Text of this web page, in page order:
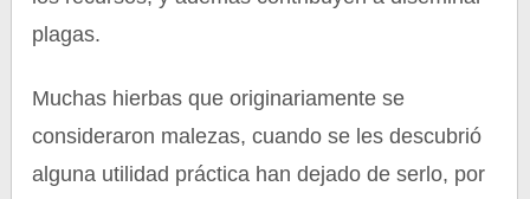
plagas.
Muchas hierbas que originariamente se
consideraron malezas, cuando se les descubrió
alguna utilidad práctica han dejado de serlo, por